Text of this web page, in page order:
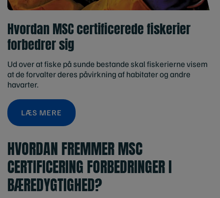
Hvordan MSC certificerede fiskerier
forbedrer sig
Ud over at fiske på sunde bestande skal fiskerierne visem
at de forvalter deres påvirkning af habitater og andre
havarter.
LÆS MERE
HVORDAN FREMMER MSC
CERTIFICERING FORBEDRINGER I
BÆREDYGTIGHED?